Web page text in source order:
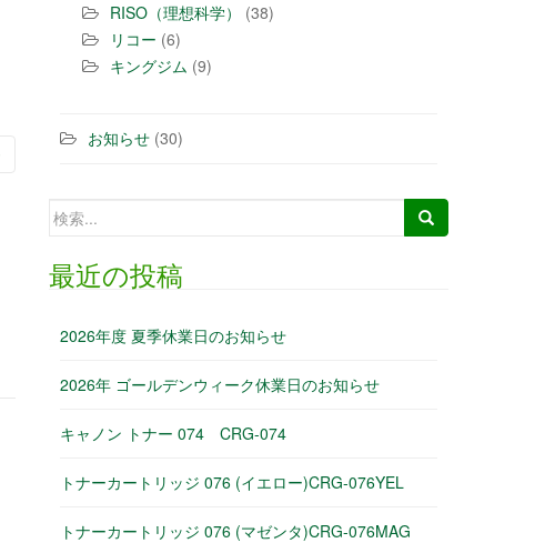
RISO（理想科学）
(38)
リコー (6)
キングジム (9)
お知らせ (30)
検索:
最近の投稿
2026年度 夏季休業日のお知らせ
2026年 ゴールデンウィーク休業日のお知らせ
キャノン トナー 074 CRG-074
トナーカートリッジ 076 (イエロー)CRG-076YEL
トナーカートリッジ 076 (マゼンタ)CRG-076MAG